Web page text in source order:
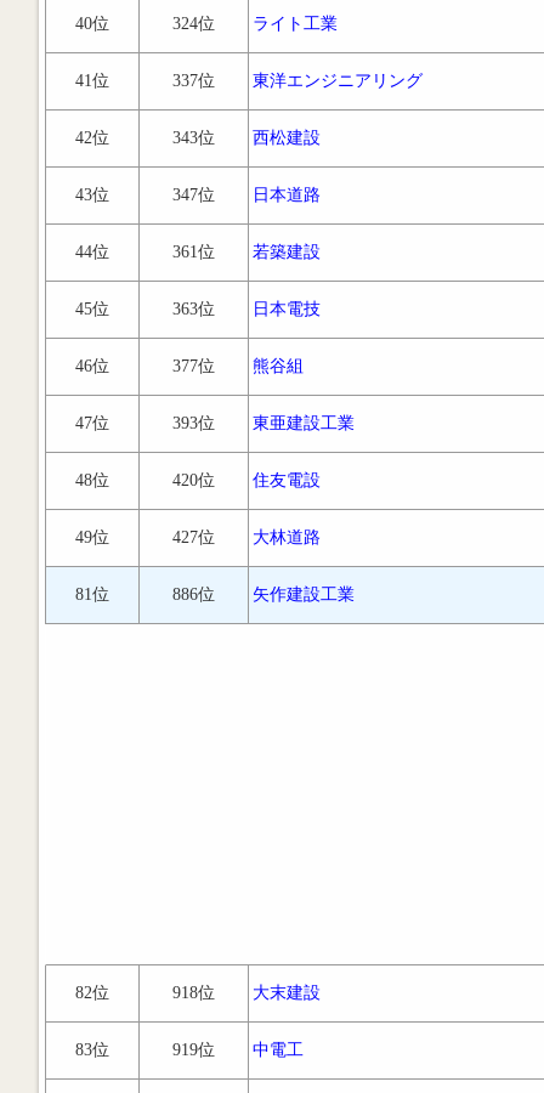
40位 324位 ライト工業
41位 337位 東洋エンジニアリング
42位 343位 西松建設
43位 347位 日本道路
44位 361位 若築建設
45位 363位 日本電技
46位 377位 熊谷組
47位 393位 東亜建設工業
48位 420位 住友電設
49位 427位 大林道路
81位 886位 矢作建設工業
82位 918位 大末建設
83位 919位 中電工